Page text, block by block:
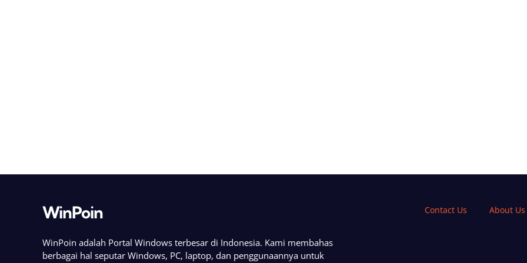
WinPoin
WinPoin adalah Portal Windows terbesar di Indonesia. Kami membahas
berbagai hal seputar Windows, PC, laptop, dan penggunaannya untuk
Contact Us About Us